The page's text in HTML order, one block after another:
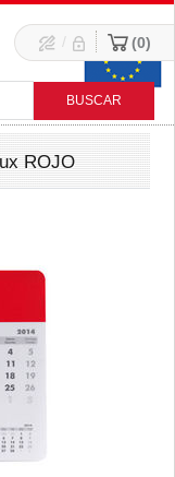
/ 0
ROJO